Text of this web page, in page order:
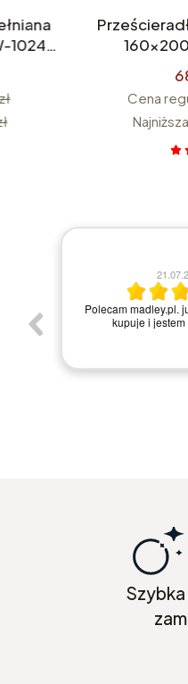
1024
Cena
Polecam madley.pl.
kupuje i